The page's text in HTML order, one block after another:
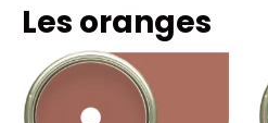
Les oranges